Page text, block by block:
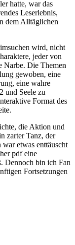
hatte, war das
Leserlebnis,
dem Alltäglichen
wird, nicht
jeder von
Narbe. Die Themen
gewoben, eine
eine wahre
und Seele zu
Format des
die Aktion und
zarter Tanz, der
etwas enttäuscht
pdf eine
Dennoch bin ich Fan
Fortsetzungen